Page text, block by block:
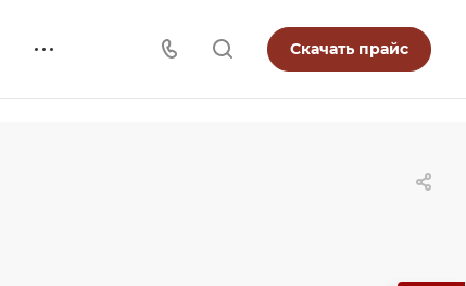
Скачать прайс